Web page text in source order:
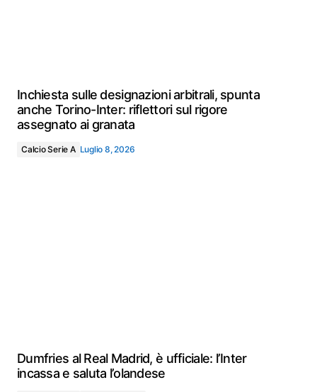
Inchiesta sulle designazioni arbitrali, spunta
anche Torino-Inter: riflettori sul rigore
assegnato ai granata
Calcio Serie A Luglio 8, 2026
Dumfries al Real Madrid, è ufficiale: l’Inter
incassa e saluta l’olandese